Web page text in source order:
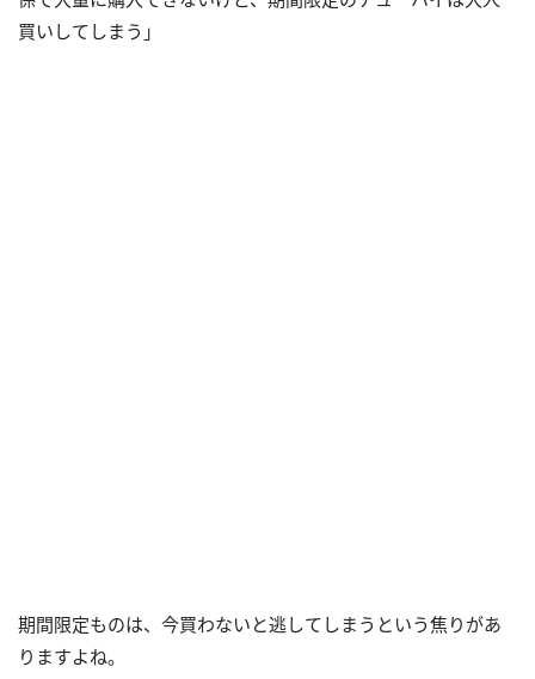
買いしてしまう」
期間限定ものは、今買わないと逃してしまうという焦りがあ
りますよね。